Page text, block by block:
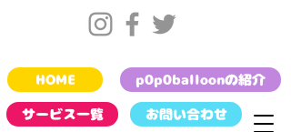
お問い合わせ
HOME
サービス一覧
p0p0balloonの紹介